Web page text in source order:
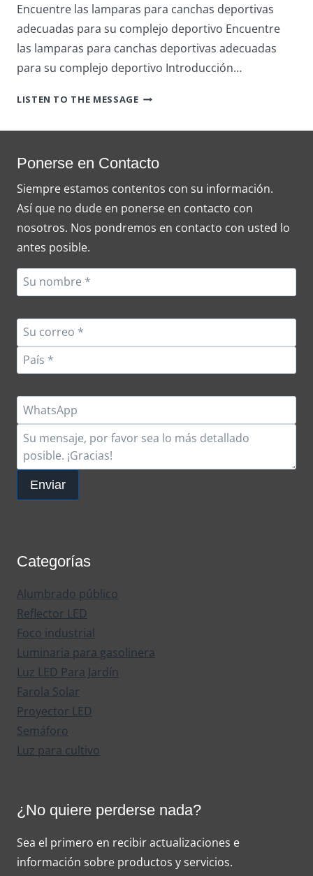
Encuentre las lamparas para canchas deportivas
adecuadas para su complejo deportivo Encuentre
las lamparas para canchas deportivas adecuadas
para su complejo deportivo Introducción…
LISTEN TO THE MESSAGEENCUENTRE
LAMPARAS
CANCHAS
ADECUADAS
PARA
SU
Ponerse en Contacto
Siempre estamos contentos con su información.
Así que no dude en ponerse en contacto con
nosotros. Nos pondremos en contacto con usted lo
antes posible.
Enviar
Categorías
Alumbrado público
Reflector LED
Foco industrial
Luminaria para gasolinera
Luz LED Para Jardín
Farola Solar
Proyector LED
Semáforo
Luz para cultivo
¿No quiere perderse nada?
Sea el primero en recibir actualizaciones e
información sobre productos y servicios.